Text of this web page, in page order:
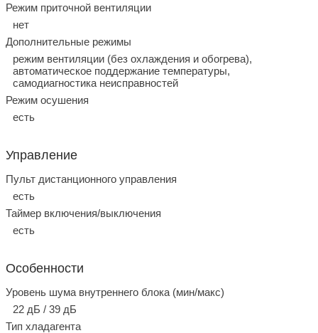
Режим приточной вентиляции
нет
Дополнительные режимы
режим вентиляции (без охлаждения и обогрева),
автоматическое поддержание температуры,
самодиагностика неисправностей
Режим осушения
есть
Управление
Пульт дистанционного управления
есть
Таймер включения/выключения
есть
Особенности
Уровень шума внутреннего блока (мин/макс)
22 дБ / 39 дБ
Тип хладагента